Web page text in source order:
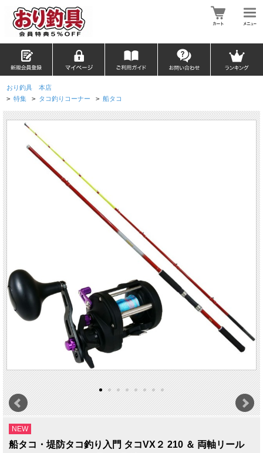
おり釣具 本店
> 特集 > タコ釣りコーナー > 船タコ
NEW
船タコ・堤防タコ釣り入門 タコVX２ 210 ＆ 両軸リール